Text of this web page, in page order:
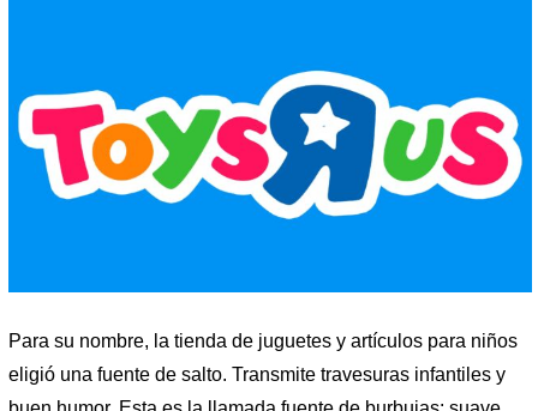
Para su nombre, la tienda de juguetes y artículos para niños
eligió una fuente de salto. Transmite travesuras infantiles y